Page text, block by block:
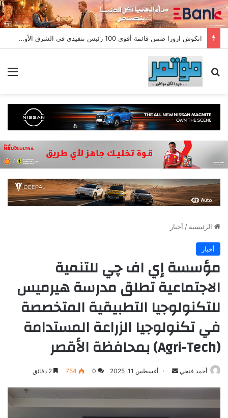
انكوش ارورا ضمن قائمة أقوى 100 رئيس تنفيذي في الشرق الأوسط لعام 2026 في قائمة فوربس الشرق الأوسط”
بحث عن
الرئيسية / أخبار
أخبار
مؤسسة إي اف چي للتنمية
الاجتماعية تطلق مدرسة هيرميس
للتكنولوجيا التطبيقية المتخصصة
في تكنولوجيا الزراعة المستدامة
(Agri-Tech) بمحافظة الأقصر
أحمد فتحي
أرسل أغسطس 11, 2025 0
754